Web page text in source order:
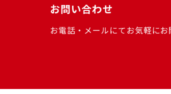
お問い合わせ
お電話・メールにてお気軽にお